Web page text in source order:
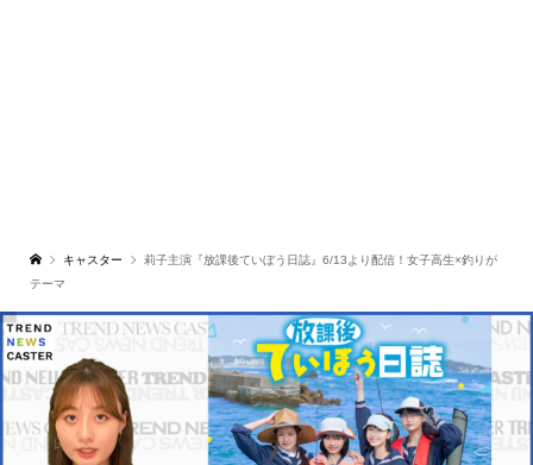
キャスター
莉子主演『放課後ていぼう日誌』6/13より配信！女子高生×釣りが
テーマ